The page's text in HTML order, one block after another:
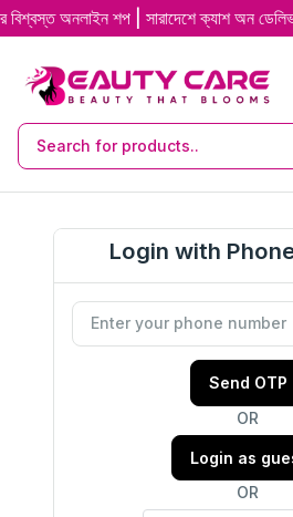
অনলাইন শপ | সারাদেশে ক্যাশ অন
Login with
Send OTP
OR
Login as
OR